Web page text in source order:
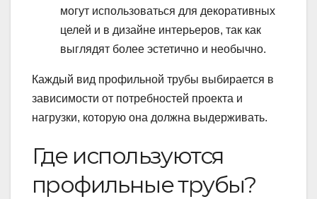
могут использоваться для декоративных
целей и в дизайне интерьеров, так как
выглядят более эстетично и необычно.
Каждый вид профильной трубы выбирается в
зависимости от потребностей проекта и
нагрузки, которую она должна выдерживать.
Где используются
профильные трубы?